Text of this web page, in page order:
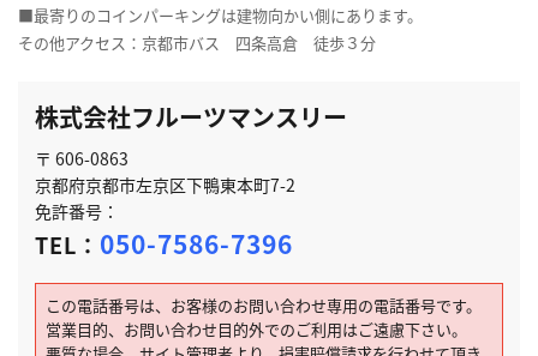
■最寄りのコインパーキングは建物向かい側にあります。
その他アクセス：京都市バス 四条高倉 徒歩３分
株式会社フルーツマンスリー
〒 606-0863
京都府京都市左京区下鴨東本町7-2
免許番号：
TEL： 050-7586-7396
この電話番号は、お客様のお問い合わせ専用の電話番号です。
営業目的、お問い合わせ目的外でのご利用はご遠慮下さい。